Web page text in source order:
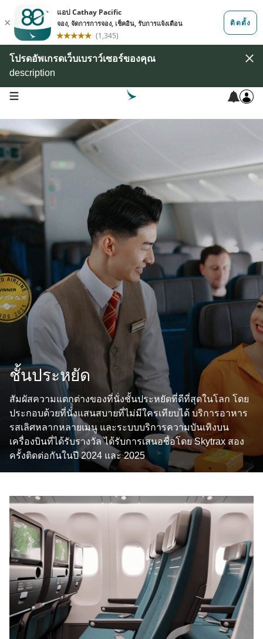
โปรดอัพเกรดเว็บเบราว์เซอร์ของคุณ
description
open navigation menu
ชั้นประหยัด
สัมผัสความแตกต่างของที่นั่งชั้นประหยัดที่ดีที่สุดในโลก โดย
ประกอบด้วยที่นั่งแสนสบายที่ไม่มีใครเทียบได้ บริการอาหาร
รสเลิศหลากหลายเมนู และระบบบริการความบันเทิงบน
เครื่องบินที่ได้รับรางวัล ได้รับการเสนอชื่อโดย Skytrax สอง
ครั้งติดต่อกันในปี 2024 และ 2025